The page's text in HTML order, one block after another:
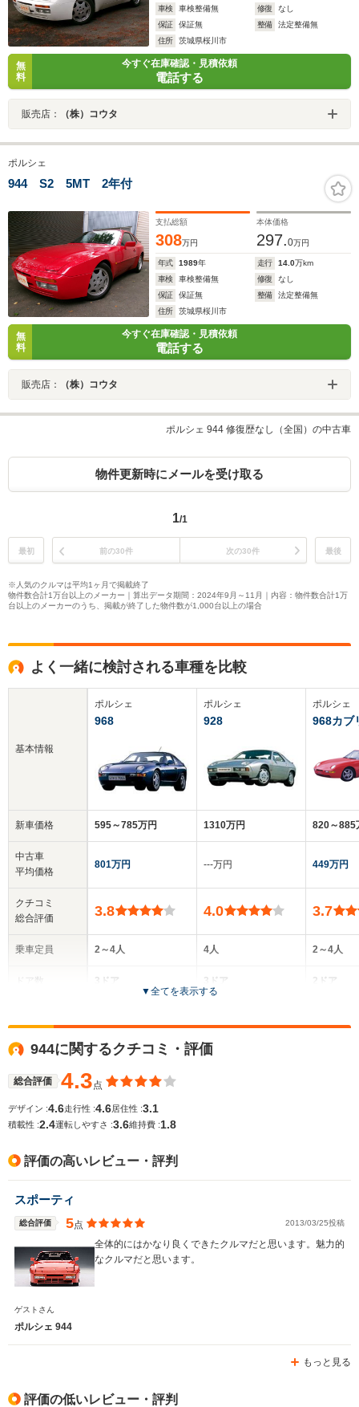
車検 車検整備無 修復
なし
保証
保証無 整備
法定整備無
住所
茨城県桜川市
無
料
今すぐ在庫確認・見積依頼
電話する
販売店： （株）コウタ
ポルシェ
944 S2 5MT 2年付
支払総額
308万円
本体価格
297.0万円
年式 1989年 走行 14.0万km
車検
車検整備無 修復
なし
保証
保証無 整備
法定整備無
住所
茨城県桜川市
無
料
今すぐ在庫確認・見積依頼
電話する
販売店： （株）コウタ
ポルシェ 944 修復歴なし（全国）の中古車
物件更新時にメールを受け取る
1/1
最初 前の30件 次の30件 最後
※人気のクルマは平均1ヶ月で掲載終了
物件数合計1万台以上のメーカー｜算出データ期間：2024年9月～11月｜内容：物件数合計1万
台以上のメーカーのうち、掲載が終了した物件数が1,000台以上の場合
よく一緒に検討される車種を比較
基本情報
新車価格
中古車
平均価格
クチコミ
総合評価
乗車定員
ドア数
サイズ
WLTCモード
駆動方式
ポルシェ
968
595～785万円
801万円
3.8
2～4人
3ドア
全高
-m
-m
FR
ポルシェ
928
1310万円
‐‐‐万円
4.0
4人
3ドア
全高
ポルシェ
968カブ
820～885
449万円
3.7
2～4人
2ドア
2990cc
▼全てを表示する
944に関するクチコミ・評価
総合評価 4.3 点
デザイン :4.6走行性 :4.6居住性 :3.1
積載性 :2.4運転しやすさ :3.6維持費 :1.8
評価の高いレビュー・評判
スポーティ
総合評価 5点 2013/03/25投稿
全体的にはかなり良くできたクルマだと思います。魅力的
なクルマだと思います。
ゲストさん
ポルシェ 944
もっと見る
評価の低いレビュー・評判